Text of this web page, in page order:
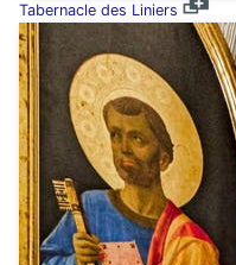
Tabernacle des Liniers